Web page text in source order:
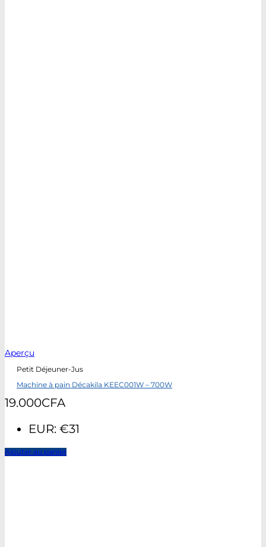
Aperçu
Petit Déjeuner-Jus
Machine à pain Décakila KEEC001W – 700W
19.000CFA
EUR: €31
Ajouter au panier